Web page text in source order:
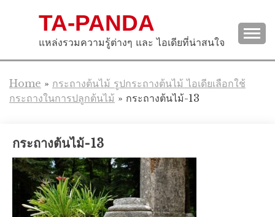
TA-PANDA
แหล่งรวมความรู้ต่างๆ และ ไอเดียที่น่าสนใจ
Home » กระถางต้นไม้ รูปกระถางต้นไม้ ไอเดียเลือกใช้
กระถางในการปลูกต้นไม้ » กระถางต้นไม้-13
กระถางต้นไม้-13